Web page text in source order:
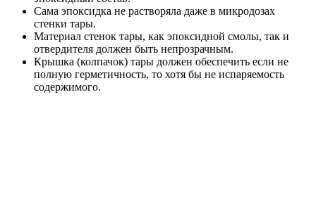
Сама эпоксидка не растворяла даже в микродозах
стенки тары.
Материал стенок тары, как эпоксидной смолы, так и
отвердителя должен быть непрозрачным.
Крышка (колпачок) тары должен обеспечить если не
полную герметичность, то хотя бы не испаряемость
содержимого.